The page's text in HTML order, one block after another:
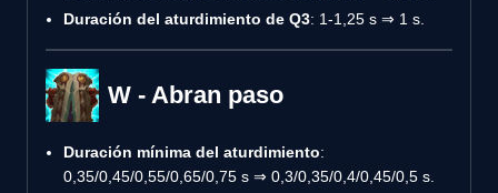
Duración del aturdimiento de Q3: 1-1,25 s ⇒ 1 s.
W - Abran paso
Duración mínima del aturdimiento:
0,35/0,45/0,55/0,65/0,75 s ⇒ 0,3/0,35/0,4/0,45/0,5 s.